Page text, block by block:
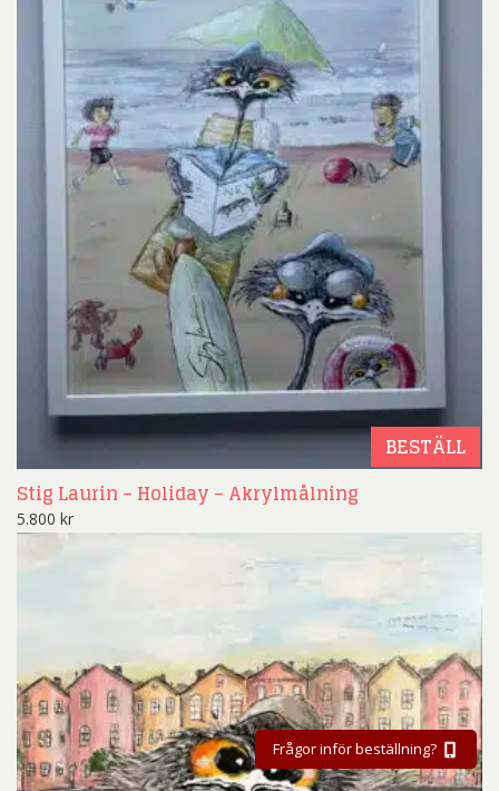
BESTÄLL
Stig Laurin – Holiday – Akrylmålning
5.800 kr
Frågor inför beställning?